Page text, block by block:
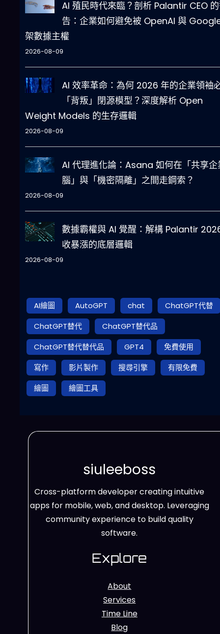
AI 殖民時代來臨？剖析 Palantir CEO
告：企業如何避免被 OpenAI 與
架數據主權
2026-08-09
AI 效率革命：為何 2026 年的企業領袖
「背叛」閉源模型？深度解析 Open
Weight Models 的生存邏輯
2026-08-09
AI 代理進化論：Asana 如何在「共享企
腦」與「機密隔離」之間走鋼索？
2026-08-09
數據霸權與 AI 覺醒：解構 Palantir
收暴漲的底層邏輯
2026-08-09
AI繪圖 AutoGPT chat
ChatGPT代替
ChatGPT替代
ChatGPT替代品
ChatGPT替代替代品
GPT4
免費使用
寫作
影片製作 搜尋引擎
有限免費
繪圖
繪圖工具
siuleeboss
Cross-platform developer creating intuitive
apps for mobile, web, and desktop. Leveraging
community experience to build quality
software.
Explore
About
Services
Time Line
Blog